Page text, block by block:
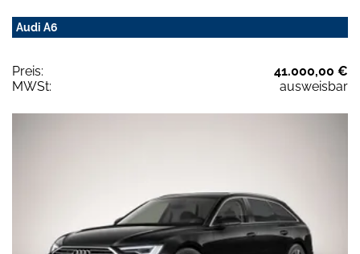
Audi A6
Preis:
41.000,00 €
MWSt:
ausweisbar